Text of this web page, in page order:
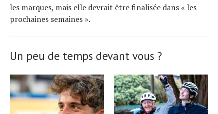
les marques, mais elle devrait être finalisée dans « les
prochaines semaines ».
Un peu de temps devant vous ?